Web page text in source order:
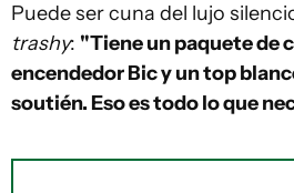
Puede ser cuna del lujo
trashy: "Tiene un paquete de
encendedor Bic y un top
soutién. Eso es todo lo que